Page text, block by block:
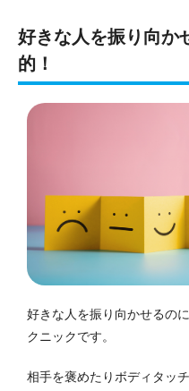
好きな人を振り向か
的！
好きな人を振り向かせるの
クニックです。
相手を褒めたりボディタッ